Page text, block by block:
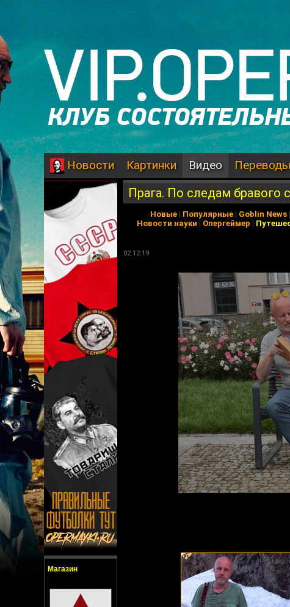
Новости Картинки Видео Переводы
Магазин
Прага. По следам бравого
Новые | Популярные | Goblin News |
Новости науки | Опергеймер |
02.12.19